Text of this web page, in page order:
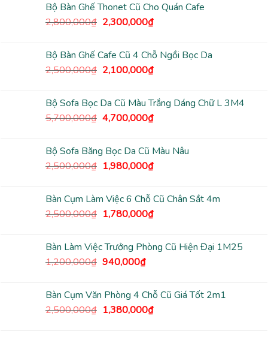
1,900,000₫.là:
1,300,000₫.
Bộ Bàn Ghế Thonet Cũ Cho Quán Cafe
2,800,000₫ Giá
2,800,000₫.
2,300,000₫Giá
là:
2,300,000₫.
Bộ Bàn Ghế Cafe Cũ 4 Chỗ Ngồi Bọc Da
2,500,000₫ Giá
2,500,000₫.
2,100,000₫Giá
là:
2,100,000₫.
Bộ Sofa Bọc Da Cũ Màu Trắng Dáng Chữ L 3M4
5,700,000₫ Giá
5,700,000₫.
4,700,000₫Giá
là:
4,700,000₫.
Bộ Sofa Băng Bọc Da Cũ Màu Nâu
2,500,000₫ Giá
2,500,000₫.
1,980,000₫Giá
là:
1,980,000₫.
Bàn Cụm Làm Việc 6 Chỗ Cũ Chân Sắt 4m
2,500,000₫ Giá
2,500,000₫.
1,780,000₫Giá
là:
Bàn Làm Việc Trưởng Phòng Cũ Hiện Đại 1M25
1,200,000₫ Giá
1,200,000₫.
940,000₫Giá
là:
940,000₫.
Bàn Cụm Văn Phòng 4 Chỗ Cũ Giá Tốt 2m1
2,500,000₫ Giá
1,380,000₫Giá